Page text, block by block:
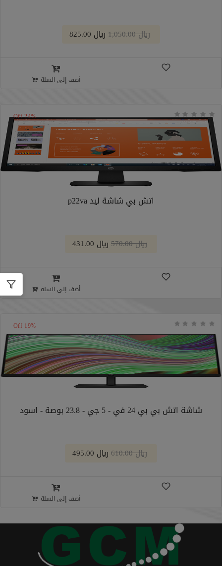
﷼ 1,050.00 ﷼ 825.00
أضف إلى السلة
24% Off
اتش بي شاشة ليد p22va
﷼ 570.00 ﷼ 431.00
أضف إلى السلة
19% Off
شاشة اتش بي بي 24 في - 5 جي - 23.8 بوصة - اسود
﷼ 610.00 ﷼ 495.00
أضف إلى السلة